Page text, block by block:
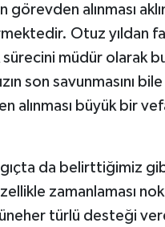
görevden alınması
Otuz yıldan
müdür olarak
son savunmasını bile
büyük bir
da belirttiğimiz
zamanlaması
türlü desteği